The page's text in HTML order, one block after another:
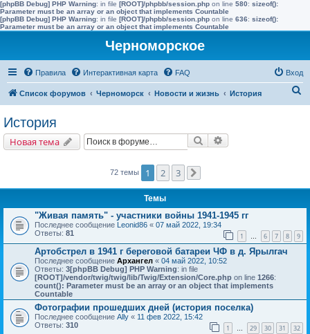
[phpBB Debug] PHP Warning: in file [ROOT]/phpbb/session.php on line 580: sizeof():
Parameter must be an array or an object that implements Countable
[phpBB Debug] PHP Warning: in file [ROOT]/phpbb/session.php on line 636: sizeof():
Parameter must be an array or an object that implements Countable
Черноморское
Правила Интерактивная карта FAQ Вход
Список форумов Черноморск Новости и жизнь История
История
Новая тема Поиск
72 темы 1 2 3
Темы
"Живая память" - участники войны 1941-1945 гг
Последнее сообщение Leonid86 « 07 май 2022, 19:34
Ответы: 81 1 … 6 7 8 9
Артобстрел в 1941 г береговой батареи ЧФ в д. Ярылгач
Последнее сообщение Архангел « 04 май 2022, 10:52
Ответы: 3[phpBB Debug] PHP Warning: in file
[ROOT]/vendor/twig/twig/lib/Twig/Extension/Core.php on line 1266:
count(): Parameter must be an array or an object that implements
Countable
Фотографии прошедших дней (история поселка)
Последнее сообщение Ally « 11 фев 2022, 15:42
Ответы: 310 1 … 29 30 31 32